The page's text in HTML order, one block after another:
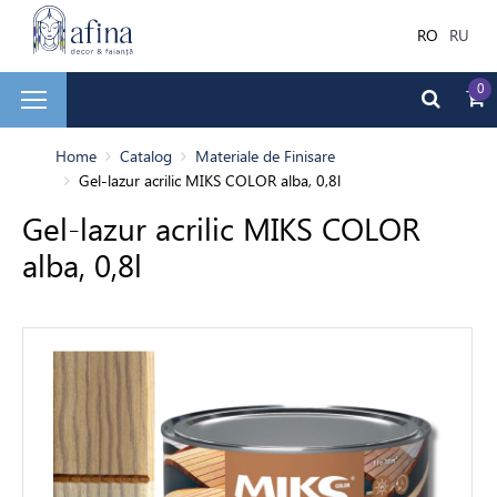
RO RU
faianță
de Finisare
decorativă
0
Home Catalog
Materiale de Finisare
Gel-lazur acrilic MIKS COLOR alba, 0,8l
Gel-lazur acrilic MIKS COLOR
alba, 0,8l